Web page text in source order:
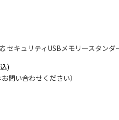
セキュリティUSBメモリースタンダ
問い合わせください）